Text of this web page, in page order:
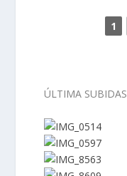
1
ÚLTIMA SUBIDAS